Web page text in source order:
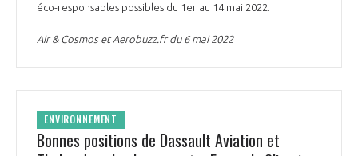
éco-responsables possibles du 1er au 14 mai 2022.
Air & Cosmos et Aerobuzz.fr du 6 mai 2022
ENVIRONNEMENT
Bonnes positions de Dassault Aviation et